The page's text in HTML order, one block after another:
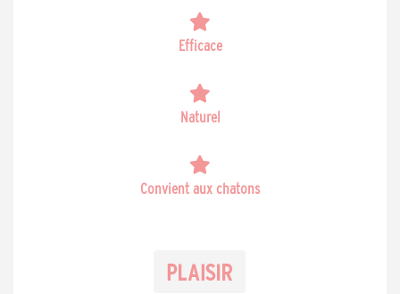
Efficace
Naturel
Convient aux chatons